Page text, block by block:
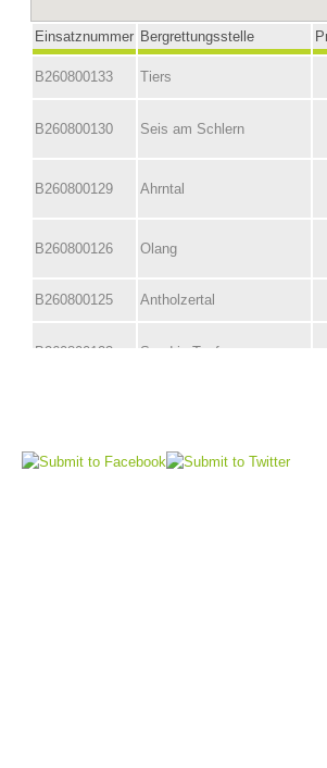
Stazioni del soccorso alpino